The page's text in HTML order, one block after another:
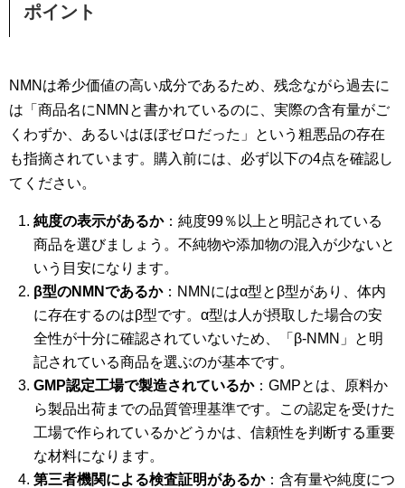
ポイント
NMNは希少価値の高い成分であるため、残念ながら過去に
は「商品名にNMNと書かれているのに、実際の含有量がご
くわずか、あるいはほぼゼロだった」という粗悪品の存在
も指摘されています。購入前には、必ず以下の4点を確認し
てください。
純度の表示があるか：純度99％以上と明記されている
商品を選びましょう。不純物や添加物の混入が少ないと
いう目安になります。
β型のNMNであるか：NMNにはα型とβ型があり、体内
に存在するのはβ型です。α型は人が摂取した場合の安
全性が十分に確認されていないため、「β-NMN」と明
記されている商品を選ぶのが基本です。
GMP認定工場で製造されているか：GMPとは、原料か
ら製品出荷までの品質管理基準です。この認定を受けた
工場で作られているかどうかは、信頼性を判断する重要
な材料になります。
第三者機関による検査証明があるか：含有量や純度につ